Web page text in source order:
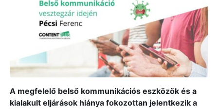
A megfelelő belső kommunikációs eszközök és a
kialakult eljárások hiánya fokozottan jelentkezik a